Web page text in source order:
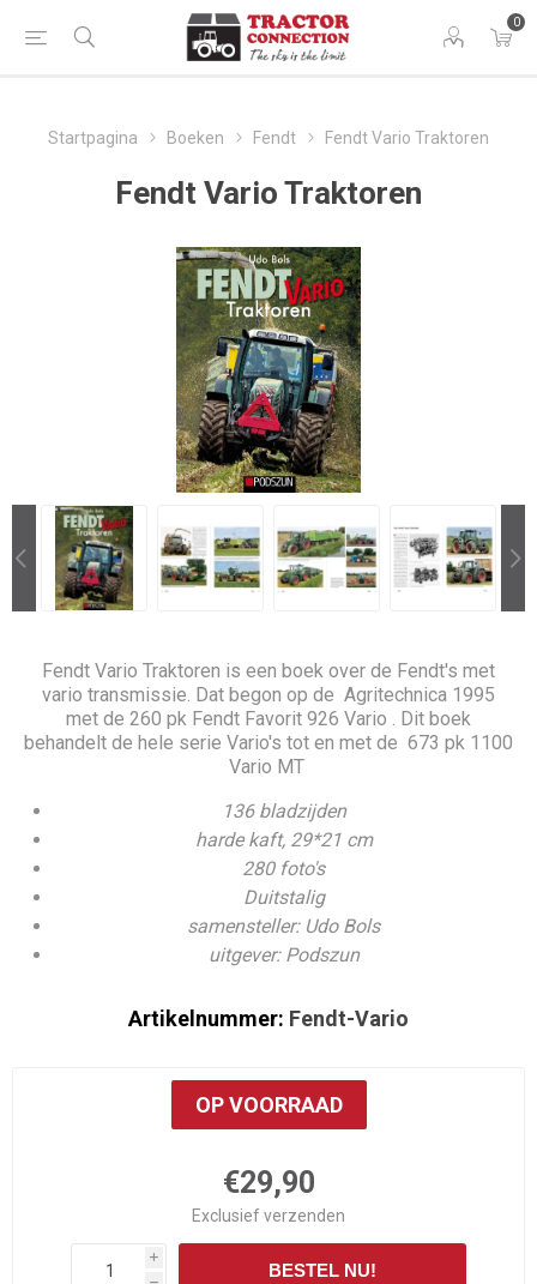
0
Startpagina Boeken Fendt Fendt Vario Traktoren
Fendt Vario Traktoren
Fendt Vario Traktoren is een boek over de Fendt's met
vario transmissie. Dat begon op de Agritechnica 1995
met de 260 pk Fendt Favorit 926 Vario . Dit boek
behandelt de hele serie Vario's tot en met de 673 pk 1100
Vario MT
136 bladzijden
harde kaft, 29*21 cm
280 foto's
Duitstalig
samensteller: Udo Bols
uitgever: Podszun
Artikelnummer: Fendt-Vario
OP VOORRAAD
€29,90
Exclusiefverzenden
i
BESTEL NU!